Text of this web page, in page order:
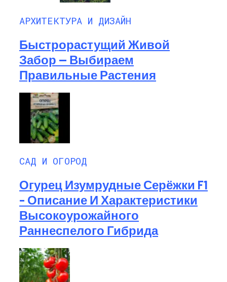
АРХИТЕКТУРА И ДИЗАЙН
Быстрорастущий Живой
Забор — Выбираем
Правильные Растения
САД И ОГОРОД
Огурец Изумрудные Серёжки F1
– Описание И Характеристики
Высокоурожайного
Раннеспелого Гибрида